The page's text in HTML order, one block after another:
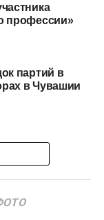
профессии»
партий в
в Чувашии